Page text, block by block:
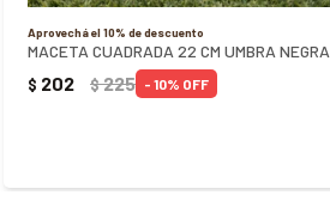
Aprovechá el 10% de descuento
MACETA CUADRADA 22 CM UMBRA NEGRA
$ 202 $225 10